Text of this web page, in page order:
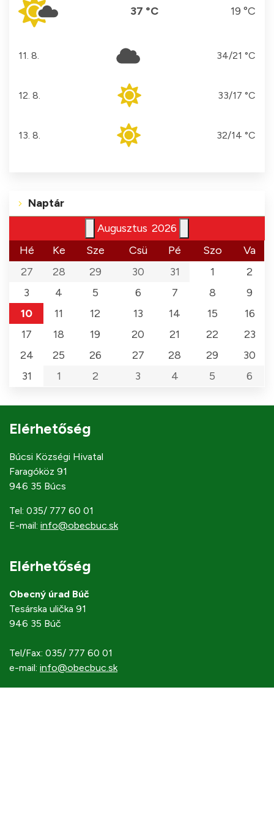
37 °C 19 °C
kedd
11. 8. 34/21 °C
szerda
12. 8. 33/17 °C
csütörtök
13. 8. 32/14 °C
Naptár
Augusztus 2026
Hé
Ke Sze Csü Pé Szo
Va
27
28 29 30 31 1
2
3
4 5 6 7 8
9
10
11 12 13 14 15
16
17
18 19 20 21 22
23
24
25 26 27 28 29
30
31
1 2 3 4 5 6
Elérhetőség
Búcsi Községi Hivatal
Faragóköz 91
946 35 Búcs
Tel: 035/ 777 60 01
E-mail: info@obecbuc.sk
Elérhetőség
Obecný úrad Búč
Tesárska ulička 91
946 35 Búč
Tel/Fax: 035/ 777 60 01
e-mail: info@obecbuc.sk